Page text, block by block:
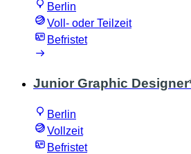
Berlin
Voll- oder Teilzeit
Befristet
Junior Graphic
Berlin
Vollzeit
Befristet